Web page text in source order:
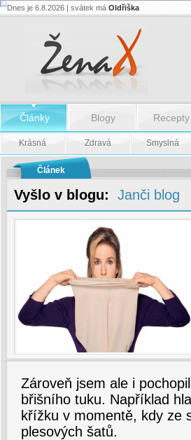
Za
Za
svůdné
ženy
kypré
tvary
Dnes je 6.8.2026 | svátek má Oldřiška
Články Blogy Recepty
Krásná Zdravá Smyslná
Článek
Vyšlo v blogu: Janči blog
Zároveň jsem ale i
břišního tuku. Například
křížku v momentě, kdy ze
plesových šatů.